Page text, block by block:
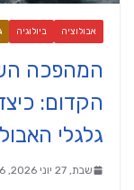
אבולוציה ביולוגיה
המהפכה
הקדום:
גלגלי
שבת, 27 יוני 2026, 11:26